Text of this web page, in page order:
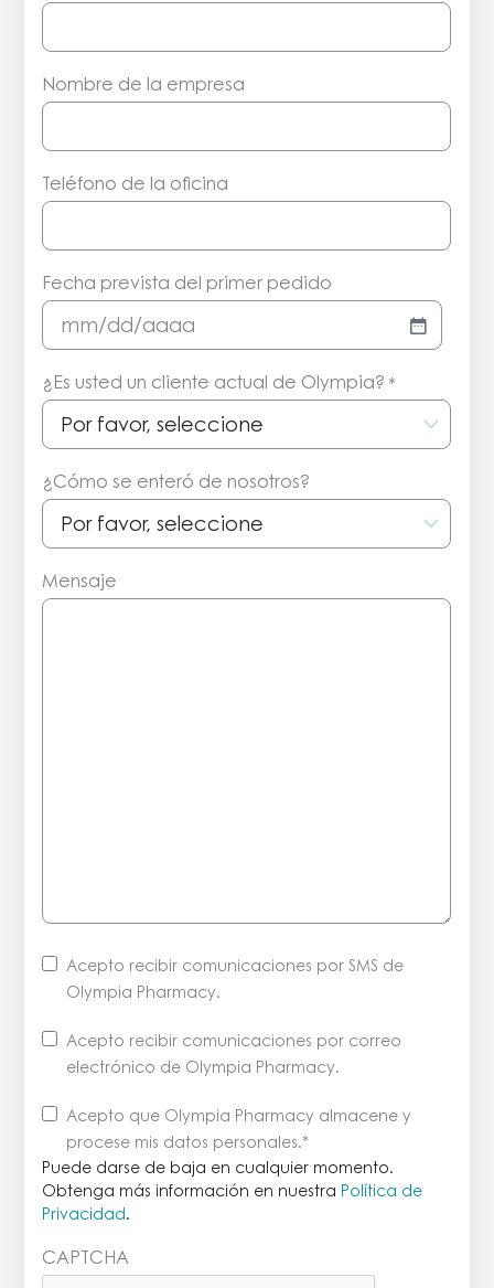
Nombre de la empresa
Teléfono de la oficina
Fecha prevista del primer pedido
MM/DD/AAAA
¿Es usted un cliente actual de Olympia? *
¿Cómo se enteró de nosotros?
Mensaje
Acepto recibir comunicaciones por SMS de
Olympia Pharmacy.
Acepto recibir comunicaciones por correo
electrónico de Olympia Pharmacy.
Puede
darse
de
baja
en
momento.
Acepto que Olympia Pharmacy almacene y
procese mis datos personales.*
Puede darse de baja en cualquier momento.
Obtenga más información en nuestra Política de
Privacidad.
CAPTCHA